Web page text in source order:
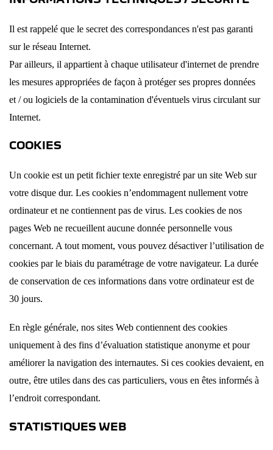
Il est rappelé que le secret des correspondances n'est pas garanti
sur le réseau Internet.
Par ailleurs, il appartient à chaque utilisateur d'internet de prendre
les mesures appropriées de façon à protéger ses propres données
et / ou logiciels de la contamination d'éventuels virus circulant sur
Internet.
COOKIES
Un cookie est un petit fichier texte enregistré par un site Web sur
votre disque dur. Les cookies n’endommagent nullement votre
ordinateur et ne contiennent pas de virus. Les cookies de nos
pages Web ne recueillent aucune donnée personnelle vous
concernant. A tout moment, vous pouvez désactiver l’utilisation de
cookies par le biais du paramétrage de votre navigateur. La durée
de conservation de ces informations dans votre ordinateur est de
30 jours.
En règle générale, nos sites Web contiennent des cookies
uniquement à des fins d’évaluation statistique anonyme et pour
améliorer la navigation des internautes. Si ces cookies devaient, en
outre, être utiles dans des cas particuliers, vous en êtes informés à
l’endroit correspondant.
STATISTIQUES WEB